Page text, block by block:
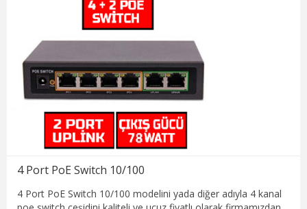
4 Port PoE Switch 10/100
4 Port PoE Switch 10/100 modelini yada diğer adıyla 4 kanal